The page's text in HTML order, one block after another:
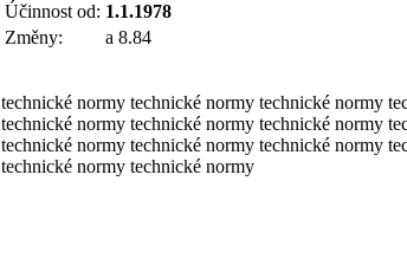
Účinnost od: 1.1.1978
Změny:
a 8.84
technické normy technické normy technické normy
technické normy technické normy technické normy
technické normy technické normy technické normy
technické normy technické normy